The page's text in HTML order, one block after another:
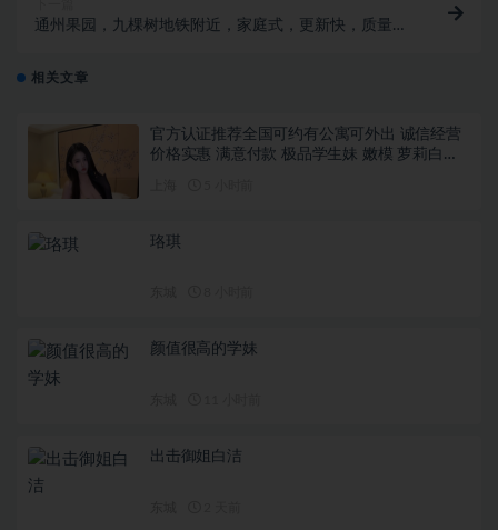
通州果园，九棵树地铁附近，家庭式，更新快，质量
相关文章
官方认证推荐全国可约有公寓可外出 诚信经营
价格实惠 满意付款 极品学生妹 嫩模 萝莉白虎
珞琪
颜值很⾼的学妹
出击御姐白洁